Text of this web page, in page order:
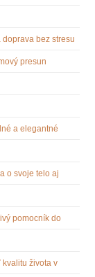
bez stresu
presun
a elegantné
o svoje telo aj
pomocník do
života v